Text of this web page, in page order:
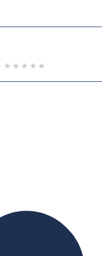
4 stars
3 stars
2 stars
1 star